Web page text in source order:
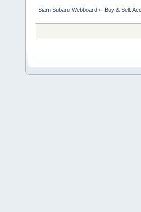
Siam Subaru Webboard » Buy & Sell: